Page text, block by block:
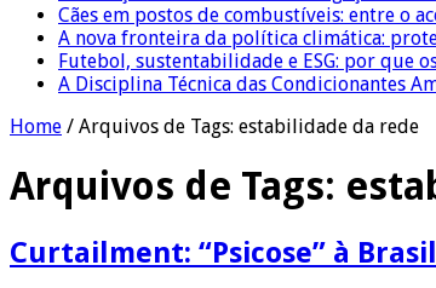
Cães em postos de combustíveis: entre o
A nova fronteira da política climática:
Futebol, sustentabilidade e ESG: por que
A Disciplina Técnica das Condicionantes
Home / Arquivos de Tags: estabilidade da rede
Arquivos de Tags:
Curtailment: “Psicose” à